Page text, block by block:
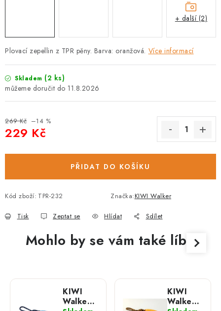
Hodnocení obchodu
FAQ
Plovací zepellin z TPR pěny. Barva: oranžová. Více informací
Skladem (2 ks)
11.8.2026
269 Kč –14 %
229 Kč
PŘIDAT DO KOŠÍKU
Kód zboží: TPR-232 Značka:KIWI Walker
Tisk Zeptat se Hlídat Sdílet
+ další (2)
Mohlo by se vám také líbit
KIWI
Walker -
KIWI
Walker -